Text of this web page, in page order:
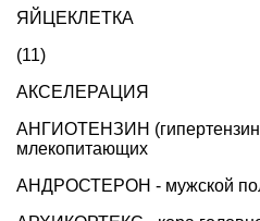
ЯЙЦЕКЛЕТКА
(11)
АКСЕЛЕРАЦИЯ
АНГИОТЕНЗИН (гипертензин,
млекопитающих
АНДРОСТЕРОН - мужской